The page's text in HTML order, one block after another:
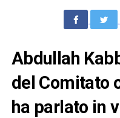
Abdullah
del Comitato
ha parlato in